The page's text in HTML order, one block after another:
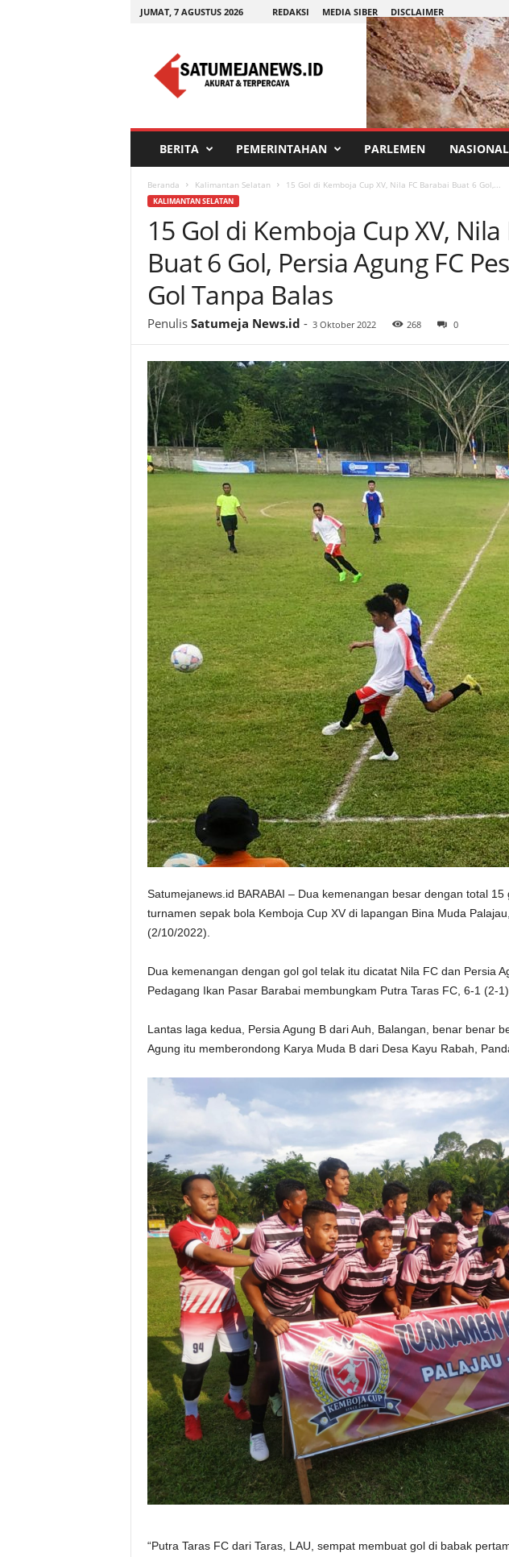
JUMAT, 7 AGUSTUS 2026 REDAKSI MEDIA SIBER DISCLAIMER
BERITA PEMERINTAHAN PARLEMEN NASIONAL
Beranda Kalimantan Selatan 15 Gol di Kemboja Cup XV, Nila FC Barabai Buat 6 Gol,...
KALIMANTAN SELATAN
15 Gol di Kemboja Cup XV, Nila
Buat 6 Gol, Persia Agung FC
Gol Tanpa Balas
Penulis Satumeja News.id - 3 Oktober 2022 268 0
Satumejanews.id BARABAI – Dua kemenangan besar dengan total 15
turnamen sepak bola Kemboja Cup XV di lapangan Bina Muda
(2/10/2022).
Dua kemenangan dengan gol gol telak itu dicatat Nila FC dan Persia
Pedagang Ikan Pasar Barabai membungkam Putra Taras FC, 6-1 (2-
Lantas laga kedua, Persia Agung B dari Auh, Balangan, benar benar
Agung itu memberondong Karya Muda B dari Desa Kayu Rabah,
“Putra Taras FC dari Taras, LAU, sempat membuat gol di babak